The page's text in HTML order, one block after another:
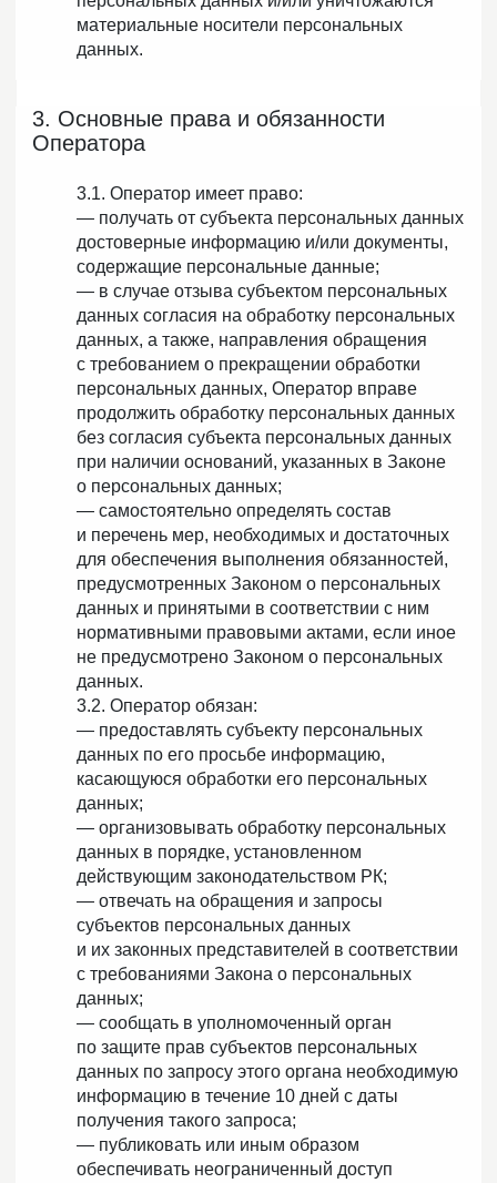
материальные носители персональных
данных.
3. Основные права и обязанности
Оператора
3.1. Оператор имеет право:
— получать от субъекта персональных данных
достоверные информацию и/или документы,
содержащие персональные данные;
— в случае отзыва субъектом персональных
данных согласия на обработку персональных
данных, а также, направления обращения
с требованием о прекращении обработки
персональных данных, Оператор вправе
продолжить обработку персональных данных
без согласия субъекта персональных данных
при наличии оснований, указанных в Законе
о персональных данных;
— самостоятельно определять состав
и перечень мер, необходимых и достаточных
для обеспечения выполнения обязанностей,
предусмотренных Законом о персональных
данных и принятыми в соответствии с ним
нормативными правовыми актами, если иное
не предусмотрено Законом о персональных
данных.
3.2. Оператор обязан:
— предоставлять субъекту персональных
данных по его просьбе информацию,
касающуюся обработки его персональных
данных;
— организовывать обработку персональных
данных в порядке, установленном
действующим законодательством РК;
— отвечать на обращения и запросы
субъектов персональных данных
и их законных представителей в соответствии
с требованиями Закона о персональных
данных;
— сообщать в уполномоченный орган
по защите прав субъектов персональных
данных по запросу этого органа необходимую
информацию в течение 10 дней с даты
получения такого запроса;
— публиковать или иным образом
обеспечивать неограниченный доступ